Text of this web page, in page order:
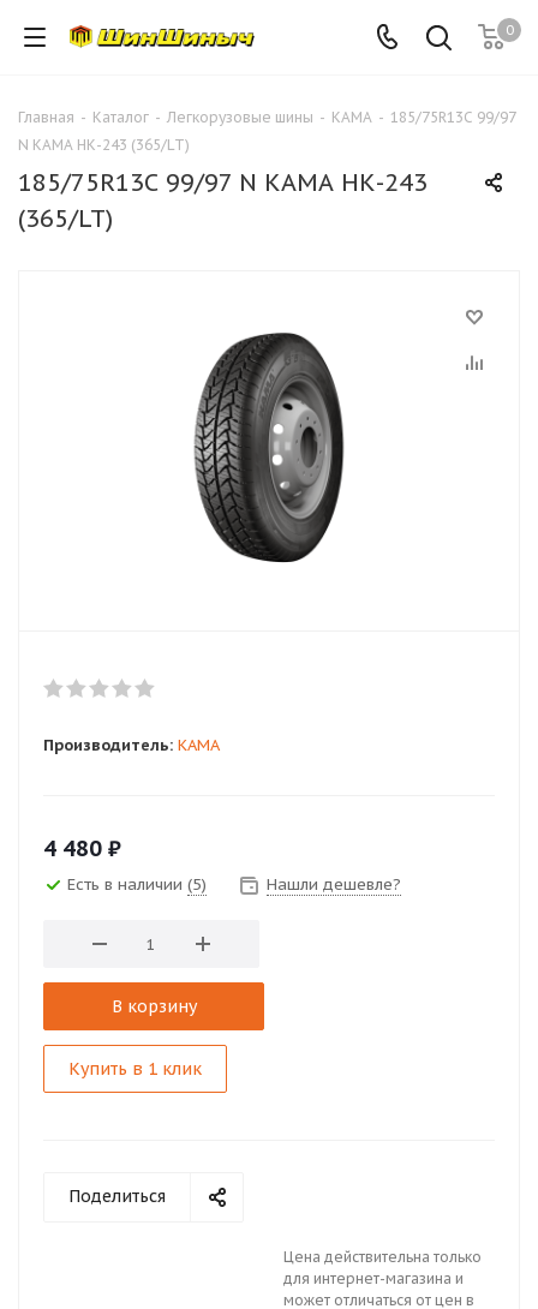
0
Главная - Каталог - Легкорузовые шины - КАМА - 185/75R13С 99/97
N КАМА НК-243 (365/LT)
185/75R13С 99/97 N КАМА НК-243
(365/LT)
Производитель: КАМА
4 480 ₽
Есть в наличии (5) Нашли дешевле?
В корзину
Купить в 1 клик
Поделиться
Цена действительна только
для интернет-магазина и
может отличаться от цен в